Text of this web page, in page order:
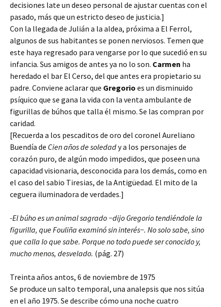
decisiones late un deseo personal de ajustar cuentas con el
pasado, más que un estricto deseo de justicia.]
Con la llegada de Julián a la aldea, próxima a El Ferrol,
algunos de sus habitantes se ponen nerviosos. Temen que
este haya regresado para vengarse por lo que sucedió en su
infancia. Sus amigos de antes ya no lo son. Carmen ha
heredado el bar El Cerso, del que antes era propietario su
padre. Conviene aclarar que Gregorio es un disminuido
psíquico que se gana la vida con la venta ambulante de
figurillas de búhos que talla él mismo. Se las compran por
caridad.
[Recuerda a los pescaditos de oro del coronel Aureliano
Buendía de Cien años de soledady a los personajes de
corazón puro, de algún modo impedidos, que poseen una
capacidad visionaria, desconocida para los demás, como en
el caso del sabio Tiresias, de la Antigüedad. El mito de la
ceguera iluminadora de verdades.]
-El búho es un animal sagrado −dijo Gregorio tendiéndole la
figurilla, que Fouliña examinó sin interés−. No solo sabe, sino
que calla lo que sabe. Porque no todo puede ser conocido y,
mucho menos, desvelado. (pág. 27)
Treinta años antos, 6 de noviembre de 1975
Se produce un salto temporal, una analepsis que nos sitúa
en el año 1975. Se describe cómo una noche cuatro